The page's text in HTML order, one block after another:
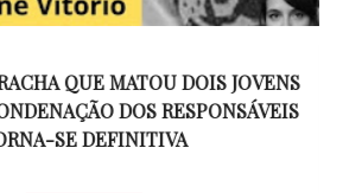
QUE MATOU DOIS JOVENS
DOS RESPONSÁVEIS
SE DEFINITIVA